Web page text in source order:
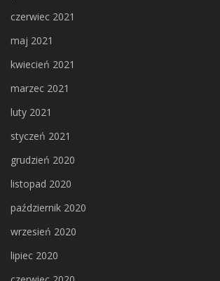
czerwiec 2021
maj 2021
kwiecień 2021
marzec 2021
luty 2021
styczeń 2021
grudzień 2020
listopad 2020
październik 2020
wrzesień 2020
lipiec 2020